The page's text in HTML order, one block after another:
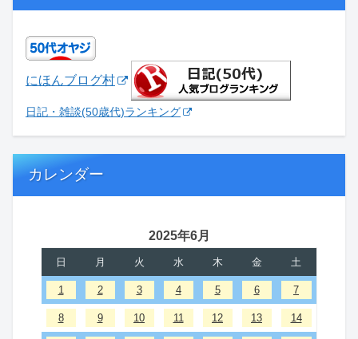
にほんブログ村
日記・雑談(50歳代)ランキング
カレンダー
2025年6月
日 月 火 水 木 金 土
1 2 3 4 5 6 7
8 9 10 11 12 13 14